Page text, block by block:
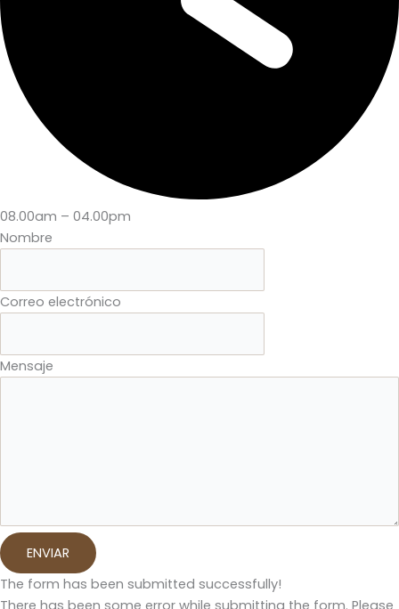
08.00am – 04.00pm
Nombre
Correo electrónico
Mensaje
ENVIAR
The form has been submitted successfully!